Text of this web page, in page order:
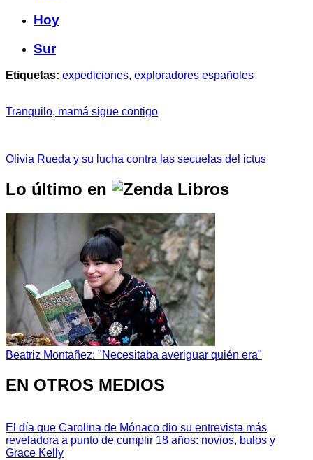
Hoy
Sur
Etiquetas: expediciones, exploradores españoles
Tranquilo, mamá sigue contigo
Olivia Rueda y su lucha contra las secuelas del ictus
Lo último en
Beatriz Montañez: "Necesitaba averiguar quién era"
EN OTROS MEDIOS
El día que Carolina de Mónaco dio su entrevista más
reveladora a punto de cumplir 18 años: novios, bulos y
Grace Kelly